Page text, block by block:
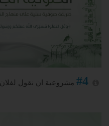
#4 مشروعية ان نقول